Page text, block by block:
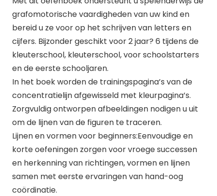
grafomotorische vaardigheden van uw kind en
bereid u ze voor op het schrijven van letters en
cijfers. Bijzonder geschikt voor 2 jaar? 6 tijdens de
kleuterschool, kleuterschool, voor schoolstarters
en de eerste schooljaren.
In het boek worden de trainingspagina’s van de
concentratielijn afgewisseld met kleurpagina’s.
Zorgvuldig ontworpen afbeeldingen nodigen u uit
om de lijnen van de figuren te traceren.
Lijnen en vormen voor beginners:Eenvoudige en
korte oefeningen zorgen voor vroege successen
en herkenning van richtingen, vormen en lijnen
samen met eerste ervaringen van hand-oog
coördinatie.